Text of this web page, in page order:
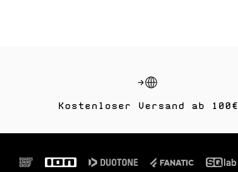
Kostenloser Versand ab 100€
Footer